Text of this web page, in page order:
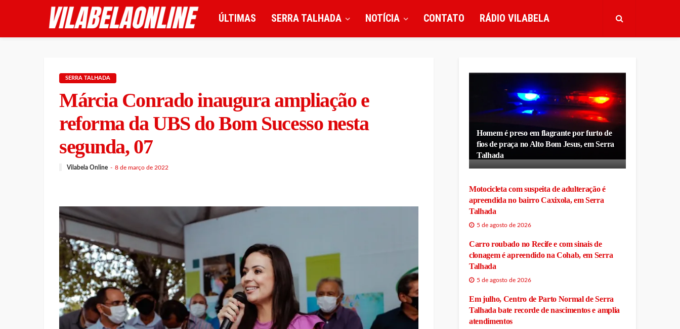
ÚLTIMAS SERRA TALHADA NOTÍCIA CONTATO RÁDIO VILABELA
SERRA TALHADA
Márcia Conrado inaugura ampliação e
reforma da UBS do Bom Sucesso nesta
segunda, 07
Vilabela Online 8 de março de 2022
Homem é preso em flagrante por furto de
fios de praça no Alto Bom Jesus, em Serra
Talhada
Motocicleta com suspeita de adulteração é
apreendida no bairro Caxixola, em Serra
Talhada
5 de agosto de 2026
Carro roubado no Recife e com sinais de
clonagem é apreendido na Cohab, em Serra
Talhada
5 de agosto de 2026
Em julho, Centro de Parto Normal de Serra
Talhada bate recorde de nascimentos e amplia
atendimentos